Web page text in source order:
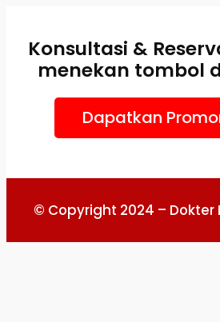
content
Konsultasi &
menekan tombol
Dapatkan
© Copyright 2024 – Dokter